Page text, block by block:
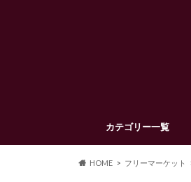
カテゴリー一覧
HOME フリーマーケット